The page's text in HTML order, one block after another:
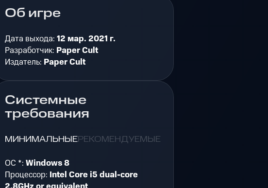
Об игре
Дата выхода:12 мар. 2021 г.
Разработчик: Paper Cult
Издатель: Paper Cult
Системные
требования
МИНИМАЛЬНЫЕРЕКОМЕНДУЕМЫЕ
ОС *:Windows 8
Процессор: Intel Core i5 dual-core